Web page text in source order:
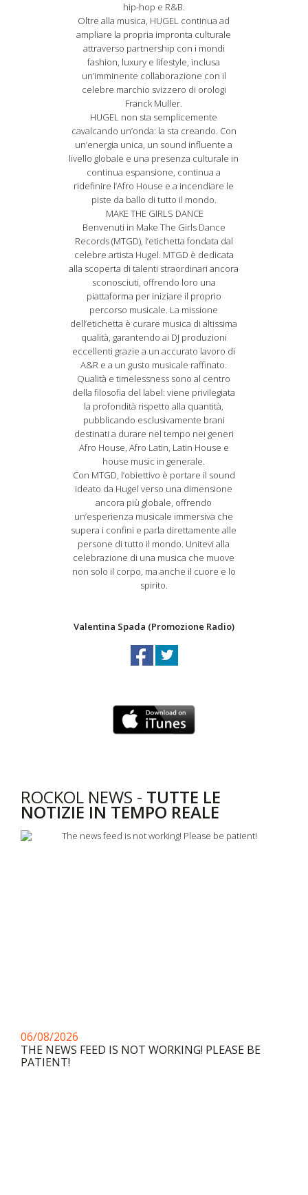
hip-hop e R&B.
Oltre alla musica, HUGEL continua ad
ampliare la propria impronta culturale
attraverso partnership con i mondi
fashion, luxury e lifestyle, inclusa
un’imminente collaborazione con il
celebre marchio svizzero di orologi
Franck Muller.
HUGEL non sta semplicemente
cavalcando un’onda: la sta creando. Con
un’energia unica, un sound influente a
livello globale e una presenza culturale in
continua espansione, continua a
ridefinire l’Afro House e a incendiare le
piste da ballo di tutto il mondo.
MAKE THE GIRLS DANCE
Benvenuti in Make The Girls Dance
Records (MTGD), l’etichetta fondata dal
celebre artista Hugel. MTGD è dedicata
alla scoperta di talenti straordinari ancora
sconosciuti, offrendo loro una
piattaforma per iniziare il proprio
percorso musicale. La missione
dell’etichetta è curare musica di altissima
qualità, garantendo ai DJ produzioni
eccellenti grazie a un accurato lavoro di
A&R e a un gusto musicale raffinato.
Qualità e timelessness sono al centro
della filosofia del label: viene privilegiata
la profondità rispetto alla quantità,
pubblicando esclusivamente brani
destinati a durare nel tempo nei generi
Afro House, Afro Latin, Latin House e
house music in generale.
Con MTGD, l’obiettivo è portare il sound
ideato da Hugel verso una dimensione
ancora più globale, offrendo
un’esperienza musicale immersiva che
supera i confini e parla direttamente alle
persone di tutto il mondo. Unitevi alla
celebrazione di una musica che muove
non solo il corpo, ma anche il cuore e lo
spirito.
Valentina Spada (Promozione Radio)
ROCKOL NEWS - TUTTE LE
NOTIZIE IN TEMPO REALE
06/08/2026
THE NEWS FEED IS NOT WORKING! PLEASE BE
PATIENT!